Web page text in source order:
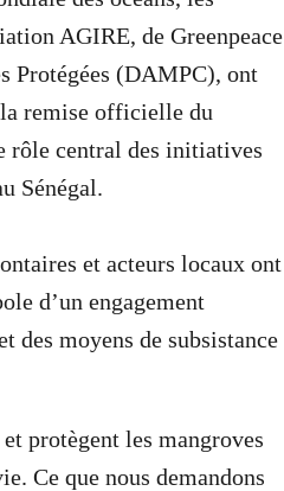
AGIRE, de Greenpeace
Protégées (DAMPC), ont
la remise officielle du
rôle central des initiatives
Sénégal.
et acteurs locaux ont
d’un engagement
des moyens de subsistance
protègent les mangroves
Ce que nous demandons